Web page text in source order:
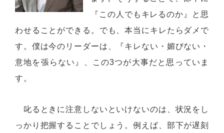
『この人でもキレるのか』と思
わせることができる。でも、本当にキレたらダメで
す。僕は今のリーダーは、『キレない・媚びない・
意地を張らない』、この3つが大事だと思っていま
す。
叱るときに注意しないといけないのは、状況をし
っかり把握することでしょう。例えば、部下が遅刻